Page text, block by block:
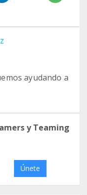
ayudando a
y Teaming
Únete